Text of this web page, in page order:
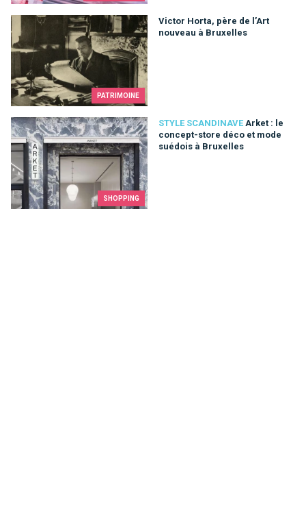
PATRIMOINE
Victor Horta, père de l’Art
nouveau à Bruxelles
Victor Horta, père de l’Art nouveau à Bruxelles
SHOPPING
STYLE SCANDINAVE Arket : le
concept-store déco et mode
suédois à Bruxelles
Arket : le concept-store déco et mode suédois à Bruxelles